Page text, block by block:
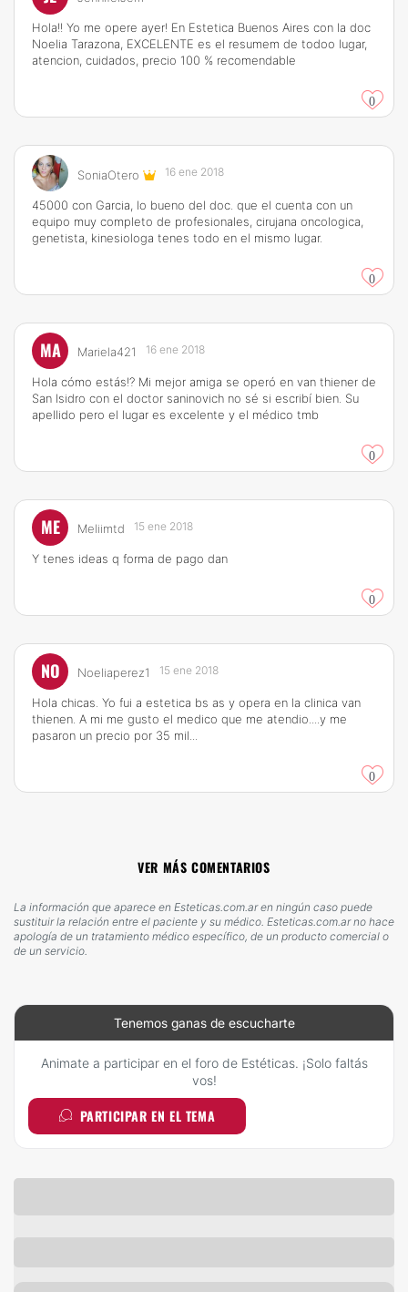
Hola!! Yo me opere ayer! En Estetica Buenos Aires con la doc
Noelia Tarazona, EXCELENTE es el resumem de todoo lugar,
atencion, cuidados, precio 100 % recomendable
0
SoniaOtero 16 ene 2018
45000 con Garcia, lo bueno del doc. que el cuenta con un
equipo muy completo de profesionales, cirujana oncologica,
genetista, kinesiologa tenes todo en el mismo lugar.
0
MA Mariela421 16 ene 2018
Hola cómo estás!? Mi mejor amiga se operó en van thiener de
San Isidro con el doctor saninovich no sé si escribí bien. Su
apellido pero el lugar es excelente y el médico tmb
0
ME Meliimtd 15 ene 2018
Y tenes ideas q forma de pago dan
0
NO Noeliaperez1 15 ene 2018
Hola chicas. Yo fui a estetica bs as y opera en la clinica van
thienen. A mi me gusto el medico que me atendio....y me
pasaron un precio por 35 mil...
0
VER MÁS COMENTARIOS
La información que aparece en Esteticas.com.ar en ningún caso puede
sustituir la relación entre el paciente y su médico. Esteticas.com.ar no hace
apología de un tratamiento médico específico, de un producto comercial o
de un servicio.
Tenemos ganas de escucharte
Animate a participar en el foro de Estéticas. ¡Solo faltás
vos!
PARTICIPAR EN EL TEMA